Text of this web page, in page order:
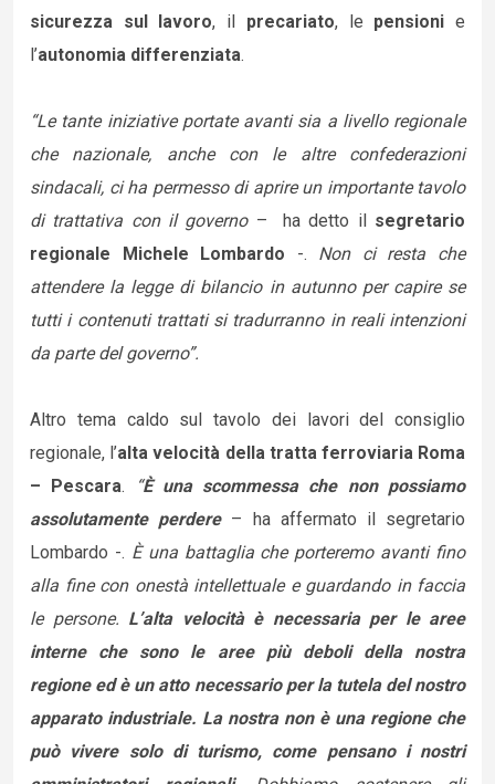
sicurezza sul lavoro, il precariato, le pensionie
l’autonomia differenziata.
“Le tante iniziative portate avanti sia a livello regionale
che nazionale, anche con le altre confederazioni
sindacali, ci ha permesso di aprire un importante tavolo
di trattativa con il governo– ha detto il segretario
regionale Michele Lombardo -. Non ci resta che
attendere la legge di bilancio in autunno per capire se
tutti i contenuti trattati si tradurranno in reali intenzioni
da parte del governo”.
Altro tema caldo sul tavolo dei lavori del consiglio
regionale, l’alta velocità della tratta ferroviaria Roma
– Pescara. “È una scommessa che non possiamo
assolutamente perdere – ha affermato il segretario
Lombardo -. È una battaglia che porteremo avanti fino
alla fine con onestà intellettuale e guardando in faccia
le persone. L’alta velocità è necessaria per le aree
interne che sono le aree più deboli della nostra
regione ed è un atto necessario per la tutela del nostro
apparato industriale. La nostra non è una regione che
può vivere solo di turismo, come pensano i nostri